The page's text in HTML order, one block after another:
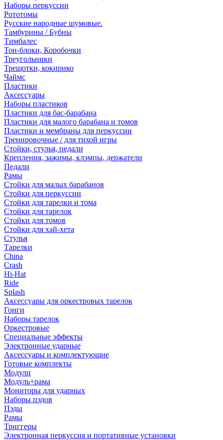
Наборы перкуссии
Рототомы
Русские народные шумовые.
Тамбурины / Бубны
Тимбалес
Тон-блоки, Коробочки
Треугольники
Трещотки, кокирико
Чаймс
Пластики
Аксессуары
Наборы пластиков
Пластики для бас-барабана
Пластики для малого барабана и томов
Пластики и мембраны для перкуссии
Тренировочные / для тихой игры
Стойки, стулья, педали
Крепления, зажимы, клэмпы, держатели
Педали
Рамы
Стойки для малых барабанов
Стойки для перкуссии
Стойки для тарелки и тома
Стойки для тарелок
Стойки для томов
Стойки для хай-хета
Стулья
Тарелки
China
Crash
Hi-Hat
Ride
Splash
Аксессуары для оркестровых тарелок
Гонги
Наборы тарелок
Оркестровые
Специальные эффекты
Электронные ударные
Аксессуары и комплектующие
Готовые комплекты
Модули
Модуль+рама
Мониторы для ударных
Наборы пэдов
Пэды
Рамы
Триггеры
Электронная перкуссия и портативные установки